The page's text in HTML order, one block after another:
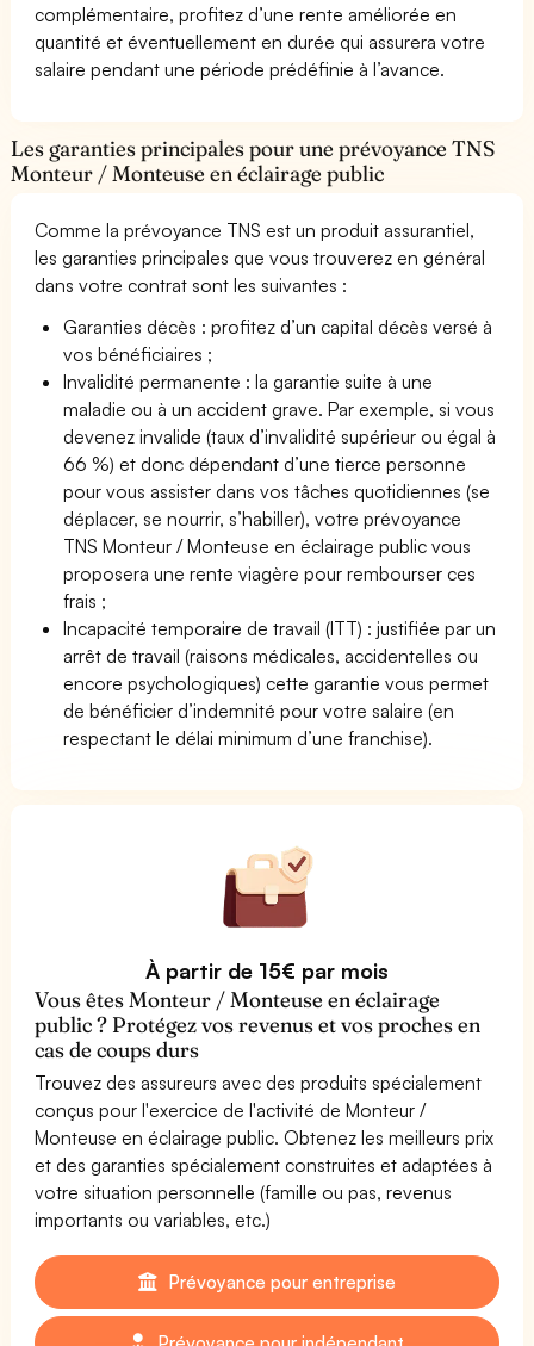
complémentaire, profitez d’une rente améliorée en
quantité et éventuellement en durée qui assurera votre
salaire pendant une période prédéfinie à l’avance.
Les garanties principales pour une prévoyance TNS
Monteur / Monteuse en éclairage public
Comme la prévoyance TNS est un produit assurantiel,
les garanties principales que vous trouverez en général
dans votre contrat sont les suivantes :
Garanties décès : profitez d’un capital décès versé à
vos bénéficiaires ;
Invalidité permanente : la garantie suite à une
maladie ou à un accident grave. Par exemple, si vous
devenez invalide (taux d’invalidité supérieur ou égal à
66 %) et donc dépendant d’une tierce personne
pour vous assister dans vos tâches quotidiennes (se
déplacer, se nourrir, s’habiller), votre prévoyance
TNS Monteur / Monteuse en éclairage public vous
proposera une rente viagère pour rembourser ces
frais ;
Incapacité temporaire de travail (ITT) : justifiée par un
arrêt de travail (raisons médicales, accidentelles ou
encore psychologiques) cette garantie vous permet
de bénéficier d’indemnité pour votre salaire (en
respectant le délai minimum d’une franchise).
À partir de 15€ par mois
Vous êtes Monteur / Monteuse en éclairage
public ? Protégez vos revenus et vos proches en
cas de coups durs
Trouvez des assureurs avec des produits spécialement
conçus pour l'exercice de l'activité de Monteur /
Monteuse en éclairage public. Obtenez les meilleurs prix
et des garanties spécialement construites et adaptées à
votre situation personnelle (famille ou pas, revenus
importants ou variables, etc.)
Prévoyance pour entreprise